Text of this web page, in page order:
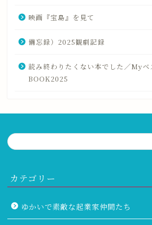
映画『宝島』を見て
備忘録）2025観劇記録
読み終わりたくない本でした／Myベ
BOOK2025
カテゴリー
ゆかいで素敵な起業家仲間たち